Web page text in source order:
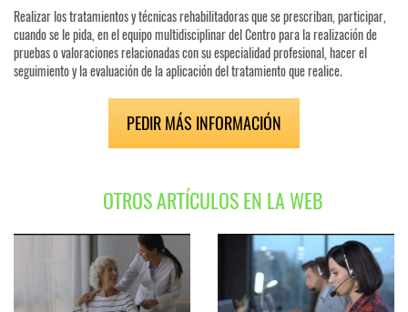
Realizar los tratamientos y técnicas rehabilitadoras que se prescriban, participar,
cuando se le pida, en el equipo multidisciplinar del Centro para la realización de
pruebas o valoraciones relacionadas con su especialidad profesional, hacer el
seguimiento y la evaluación de la aplicación del tratamiento que realice.
PEDIR MÁS INFORMACIÓN
OTROS ARTÍCULOS EN LA WEB